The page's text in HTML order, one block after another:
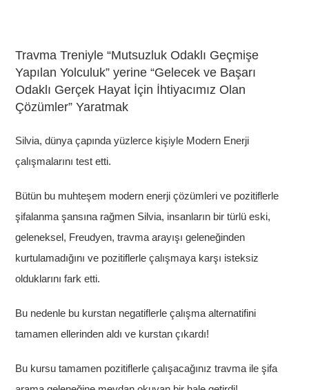
Travma Treniyle “Mutsuzluk Odaklı Geçmişe
Yapılan Yolculuk” yerine “Gelecek ve Başarı
Odaklı Gerçek Hayat İçin İhtiyacımız Olan
Çözümler” Yaratmak
Silvia, dünya çapında yüzlerce kişiyle Modern Enerji
çalışmalarını test etti.
Bütün bu muhteşem modern enerji çözümleri ve pozitiflerle
şifalanma şansına rağmen Silvia, insanların bir türlü eski,
geleneksel, Freudyen, travma arayışı geleneğinden
kurtulamadığını ve pozitiflerle çalışmaya karşı isteksiz
olduklarını fark etti.
Bu nedenle bu kurstan negatiflerle çalışma alternatifini
tamamen ellerinden aldı ve kurstan çıkardı!
Bu kursu tamamen pozitiflerle çalışacağınız travma ile şifa